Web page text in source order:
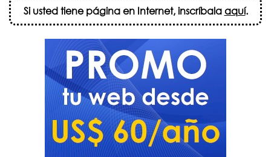
Si usted tiene página en Internet, inscríbalaaquí.